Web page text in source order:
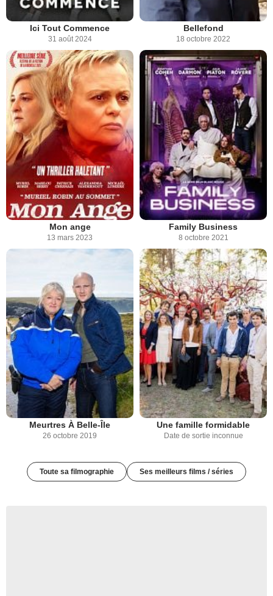
Ici Tout Commence
31 août 2024
Bellefond
18 octobre 2022
Mon ange
13 mars 2023
Family Business
8 octobre 2021
Meurtres À Belle-Île
26 octobre 2019
Une famille formidable
Date de sortie inconnue
Toute sa filmographie Ses meilleurs films / séries